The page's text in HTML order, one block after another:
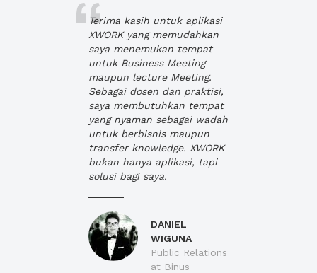
Terima kasih untuk aplikasi
XWORK yang memudahkan
saya menemukan tempat
untuk Business Meeting
maupun lecture Meeting.
Sebagai dosen dan praktisi,
saya membutuhkan tempat
yang nyaman sebagai wadah
untuk berbisnis maupun
transfer knowledge. XWORK
bukan hanya aplikasi, tapi
solusi bagi saya.
DANIEL
WIGUNA
Public Relations
at Binus